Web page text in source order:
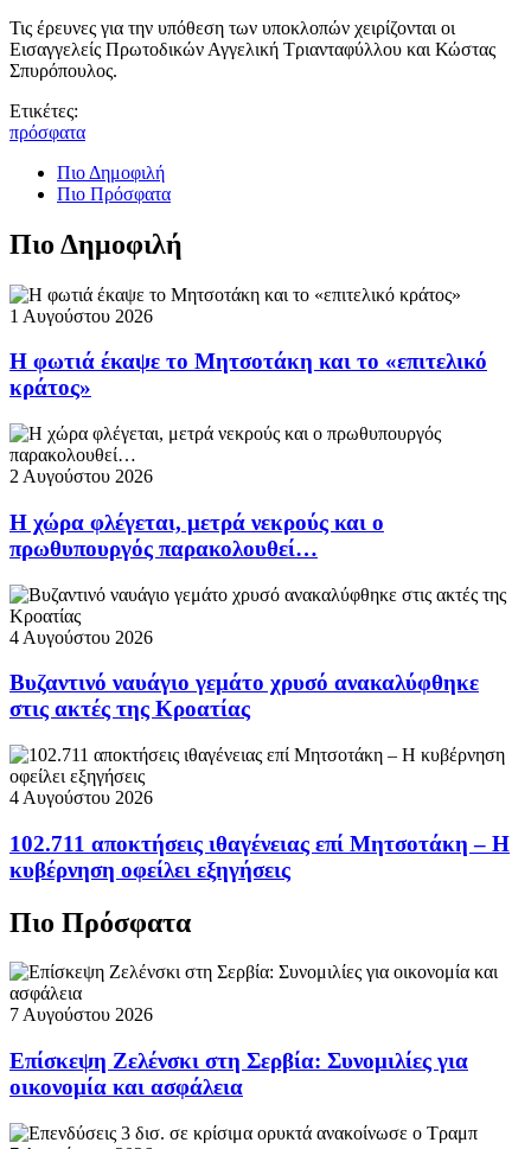
Τις έρευνες για την υπόθεση των υποκλοπών χειρίζονται οι
Εισαγγελείς Πρωτοδικών Αγγελική Τριανταφύλλου και Κώστας
Σπυρόπουλος.
Ετικέτες:
πρόσφατα
Πιο Δημοφιλή
Πιο Πρόσφατα
Πιο Δημοφιλή
1 Αυγούστου 2026
Η φωτιά έκαψε το Μητσοτάκη και το «επιτελικό
κράτος»
2 Αυγούστου 2026
Η χώρα φλέγεται, μετρά νεκρούς και ο
πρωθυπουργός παρακολουθεί…
4 Αυγούστου 2026
Βυζαντινό ναυάγιο γεμάτο χρυσό ανακαλύφθηκε
στις ακτές της Κροατίας
4 Αυγούστου 2026
102.711 αποκτήσεις ιθαγένειας επί Μητσοτάκη – Η
κυβέρνηση οφείλει εξηγήσεις
Πιο Πρόσφατα
7 Αυγούστου 2026
Επίσκεψη Ζελένσκι στη Σερβία: Συνομιλίες για
οικονομία και ασφάλεια